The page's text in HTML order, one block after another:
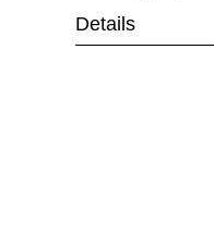
Details